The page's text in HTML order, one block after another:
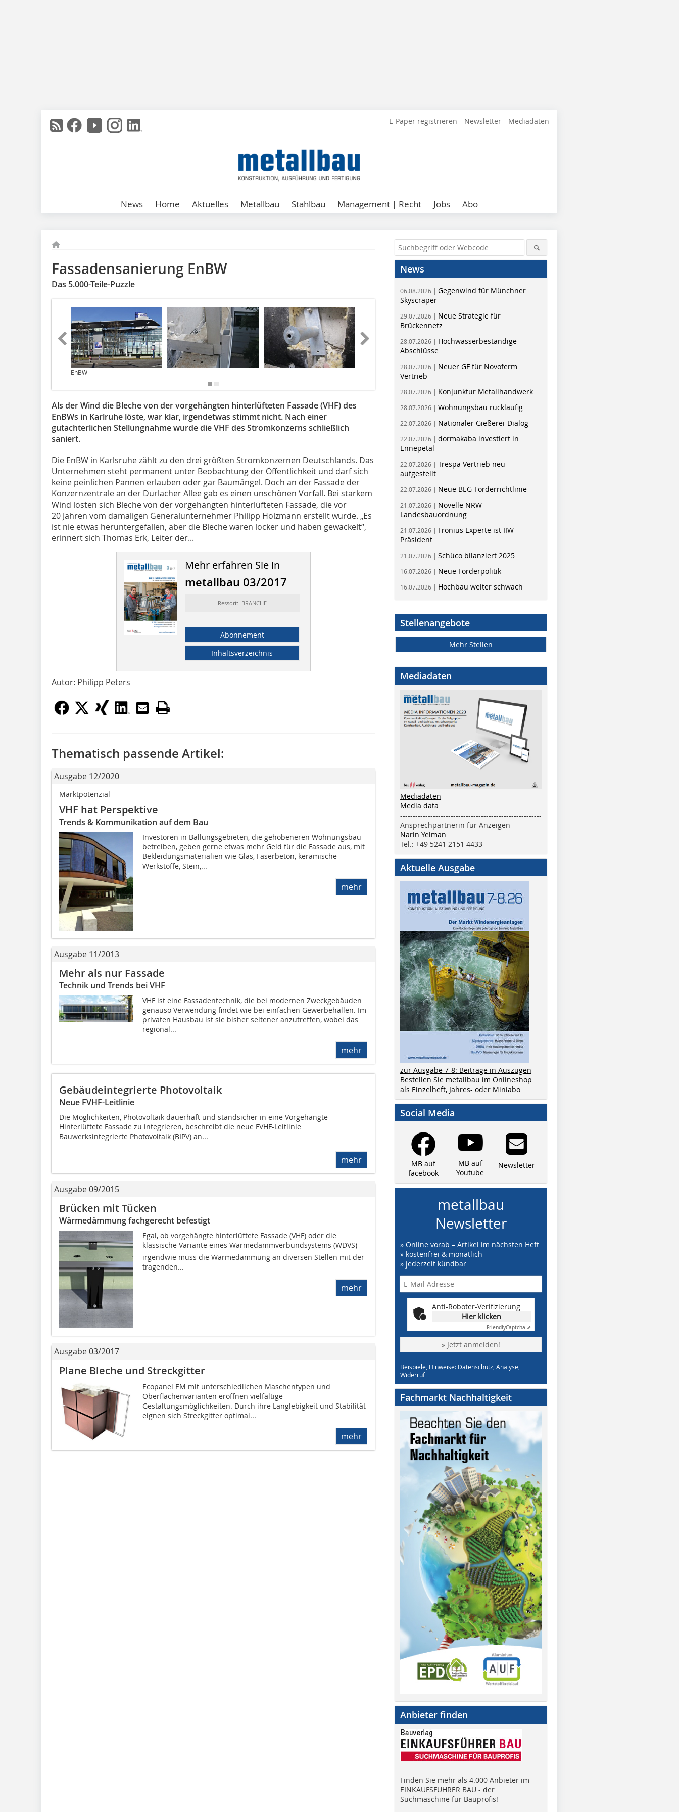
E-Paper registrieren Newsletter Mediadaten
News Home Aktuelles Metallbau Stahlbau Management | Recht Jobs Abo
Fassadensanierung EnBW
Das 5.000-Teile-Puzzle
EnBW
Als der Wind die Bleche von der vorgehängten hinterlüfteten Fassade (VHF) des
EnBWs in Karlruhe löste, war klar, irgendetwas stimmt nicht. Nach einer
gutachterlichen Stellungnahme wurde die VHF des Stromkonzerns schließlich
saniert.
Die EnBW in Karlsruhe zählt zu den drei größten Stromkonzernen Deutschlands. Das
Unternehmen steht permanent unter Beobachtung der Öffentlichkeit und darf sich
keine peinlichen Pannen erlauben oder gar Baumängel. Doch an der Fassade der
Konzernzentrale an der Durlacher Allee gab es einen unschönen Vorfall. Bei starkem
Wind lösten sich Bleche von der vorgehängten hinterlüfteten Fassade, die vor
20 Jahren vom damaligen Generalunternehmer Philipp Holzmann erstellt wurde. „Es
ist nie etwas heruntergefallen, aber die Bleche waren locker und haben gewackelt“,
erinnert sich Thomas Erk, Leiter der...
Mehr erfahren Sie in
metallbau 03/2017
Ressort: BRANCHE
Abonnement
Inhaltsverzeichnis
Autor: Philipp Peters
Thematisch passende Artikel:
Ausgabe 12/2020
Marktpotenzial
VHF hat Perspektive
Trends & Kommunikation auf dem Bau
Investoren in Ballungsgebieten, die gehobeneren Wohnungsbau
betreiben, geben gerne etwas mehr Geld für die Fassade aus, mit
Bekleidungsmaterialien wie Glas, Faserbeton, keramische
Werkstoffe, Stein,...
mehr
Ausgabe 11/2013
Mehr als nur Fassade
Technik und Trends bei VHF
VHF ist eine Fassadentechnik, die bei modernen Zweckgebäuden
genauso Verwendung findet wie bei einfachen Gewerbehallen. Im
privaten Hausbau ist sie bisher seltener anzutreffen, wobei das
regional...
mehr
Gebäudeintegrierte Photovoltaik
Neue FVHF-Leitlinie
Die Möglichkeiten, Photovoltaik dauerhaft und standsicher in eine Vorgehängte
Hinterlüftete Fassade zu integrieren, beschreibt die neue FVHF-Leitlinie
Bauwerksintegrierte Photovoltaik (BIPV) an...
mehr
Ausgabe 09/2015
Brücken mit Tücken
Wärmedämmung fachgerecht befestigt
Egal, ob vorgehängte hinterlüftete Fassade (VHF) oder die
klassische Variante eines Wärmedämmverbundsystems (WDVS) 
irgendwie muss die Wärmedämmung an diversen Stellen mit der
tragenden...
mehr
Ausgabe 03/2017
Plane Bleche und Streckgitter
Ecopanel EM mit unterschiedlichen Maschentypen und
Oberflächenvarianten eröffnen vielfältige
Gestaltungsmöglichkeiten. Durch ihre Langlebigkeit und Stabilität
eignen sich Streckgitter optimal...
mehr
News
06.08.2026 | Gegenwind für Münchner
Skyscraper
29.07.2026 | Neue Strategie für
Brückennetz
28.07.2026 | Hochwasserbeständige
Abschlüsse
28.07.2026 | Neuer GF für Novoferm
Vertrieb
28.07.2026 | Konjunktur Metallhandwerk
28.07.2026 | Wohnungsbau rückläufig
22.07.2026 | Nationaler Gießerei-Dialog
22.07.2026 | dormakaba investiert in
Ennepetal
22.07.2026 | Trespa Vertrieb neu
aufgestellt
22.07.2026 | Neue BEG-Förderrichtlinie
21.07.2026 | Novelle NRW-
Landesbauordnung
21.07.2026 | Fronius Experte ist IIW-
Präsident
21.07.2026 | Schüco bilanziert 2025
16.07.2026 | Neue Förderpolitik
16.07.2026 | Hochbau weiter schwach
Stellenangebote
Mehr Stellen
Mediadaten
Mediadaten
Media data
--------------------------------------------------------
Ansprechpartnerin für Anzeigen
Narin Yelman
Tel.: +49 5241 2151 4433
Aktuelle Ausgabe
zur Ausgabe 7-8: Beiträge in Auszügen
Bestellen Sie metallbau im Onlineshop
als Einzelheft, Jahres- oder Miniabo
Social Media
MB auf
facebook
MB auf
Youtube
Newsletter
metallbau
Newsletter
» Online vorab – Artikel im nächsten Heft
» kostenfrei & monatlich
» jederzeit kündbar
Anti-Roboter-Verifizierung
Hier klicken
FriendlyCaptcha ⇗
» Jetzt anmelden!
Beispiele, Hinweise: Datenschutz, Analyse,
Widerruf
Fachmarkt Nachhaltigkeit
Anbieter finden
Finden Sie mehr als 4.000 Anbieter im
EINKAUFSFÜHRER BAU - der
Suchmaschine für Bauprofis!